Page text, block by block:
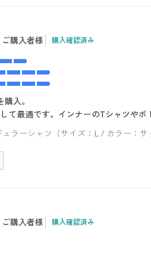
ご購入者様 購入確認済み
入。
て最適です。インナーのTシャツやボ
ラーシャツ（サイズ：L / カラー：サ
ご購入者様 購入確認済み